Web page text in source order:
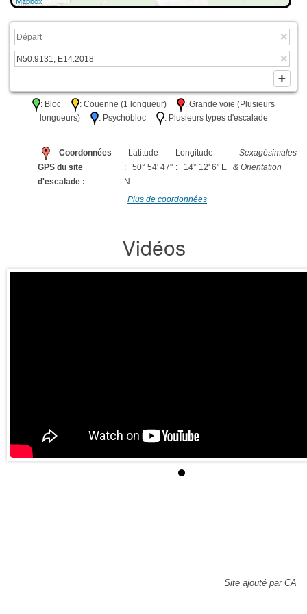
: Bloc : Couenne (1 longueur)
: Grande voie (Plusieurs
longueurs)
: Psychobloc : Plusieurs types d'escalade
Coordonnées
GPS du site
d'escalade :
Latitude
: 50° 54' 47"
N
Longitude
: 14° 12' 6" E
Sexagésimales
& Orientation
Plus de coordonnées
Vidéos
Site ajouté par CA